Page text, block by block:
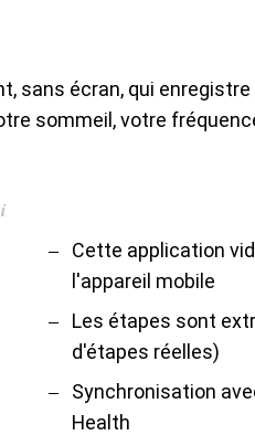
sans écran, qui enregistre
sommeil, votre
i
Cette application
l'appareil mobile
Les étapes sont
d'étapes réelles)
Synchronisation
Health